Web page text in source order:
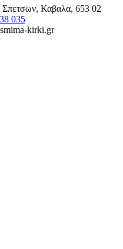
Σπετσων, Καβαλα, 653 02
035
kirki.gr